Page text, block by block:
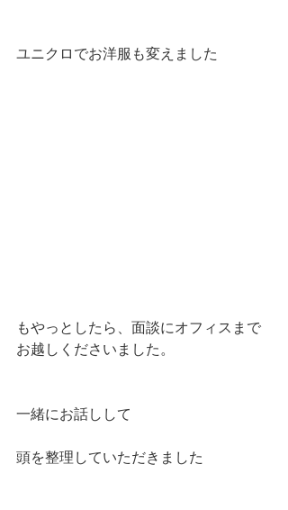
ユニクロでお洋服も変えました
もやっとしたら、面談にオフィスまで
お越しくださいました。
一緒にお話しして
頭を整理していただきました